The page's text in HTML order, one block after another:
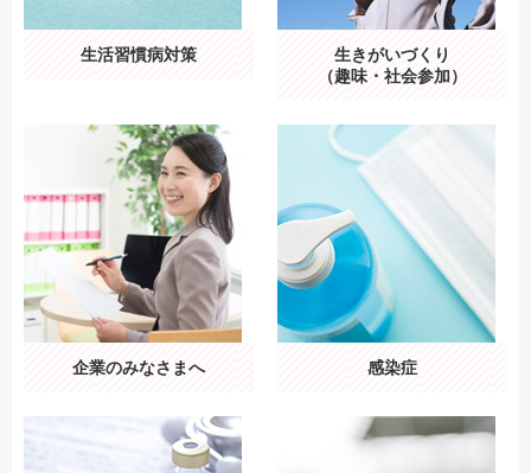
生活習慣病対策
生きがいづくり
（趣味・社会参加）
企業のみなさまへ 感染症